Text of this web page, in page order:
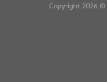
Copyright 2026 ©